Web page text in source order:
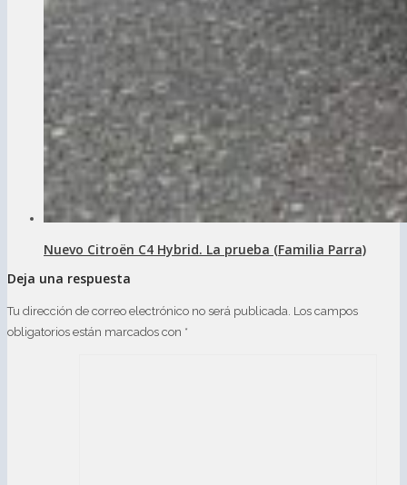
Nuevo Citroën C4 Hybrid. La prueba (Familia Parra)
Deja una respuesta
Tu dirección de correo electrónico no será publicada. Los campos
obligatorios están marcados con *